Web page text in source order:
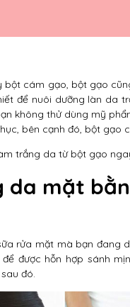
bột cám gạo, bột gạo
để nuôi dưỡng làn da
không thử dùng mỹ
bên cạnh đó, bột gạo
trắng da từ bột gạo
da mặt
rửa mặt mà bạn đang
được hỗn hợp sánh
đó.